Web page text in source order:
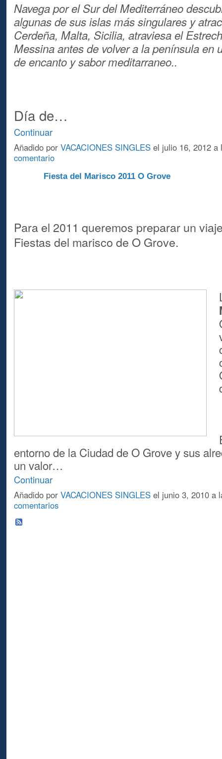
Navega por el Sur del Mediterráneo
algunas de sus islas más singulares y
Cerdeña, Malta, Sicilia, atraviesa el
Messina antes de volver a la península en
de encanto y sabor meditarraneo..
Día de…
Continuar
Añadido por VACACIONES SINGLESel julio 16, 2012
comentario
Fiesta del Marisco 2011 O Grove
Para el 2011 queremos preparar un
Fiestas del marisco de O Grove.
entorno de la Ciudad de O Grove y sus
un valor…
Continuar
Añadido por VACACIONES SINGLESel junio 3, 2010 a
comentarios